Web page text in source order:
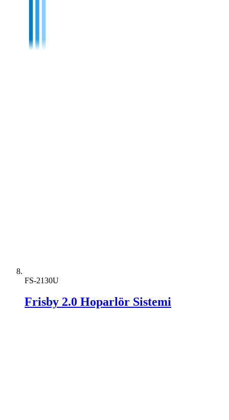
FS-2130U
Frisby 2.0 Hoparlör Sistemi